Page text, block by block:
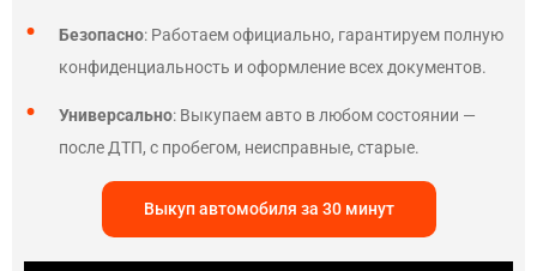
Безопасно: Работаем официально, гарантируем полную
конфиденциальность и оформление всех документов.
Универсально: Выкупаем авто в любом состоянии —
после ДТП, с пробегом, неисправные, старые.
Выкуп автомобиля за 30 минут